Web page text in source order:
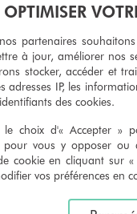
Utile(0) Signaler
Avis vérifié et
Joli pull très doux
Avis du 10/06/2026 ,
Utile (0) Signaler
OPTIMISER
partenaires
à jour, améliorer nos
stocker, accéder et
adresses IP, les
des cookies.
le choix d'« Accepter »
pour vous y opposer ou
cookie en cliquant sur
vos préférences en